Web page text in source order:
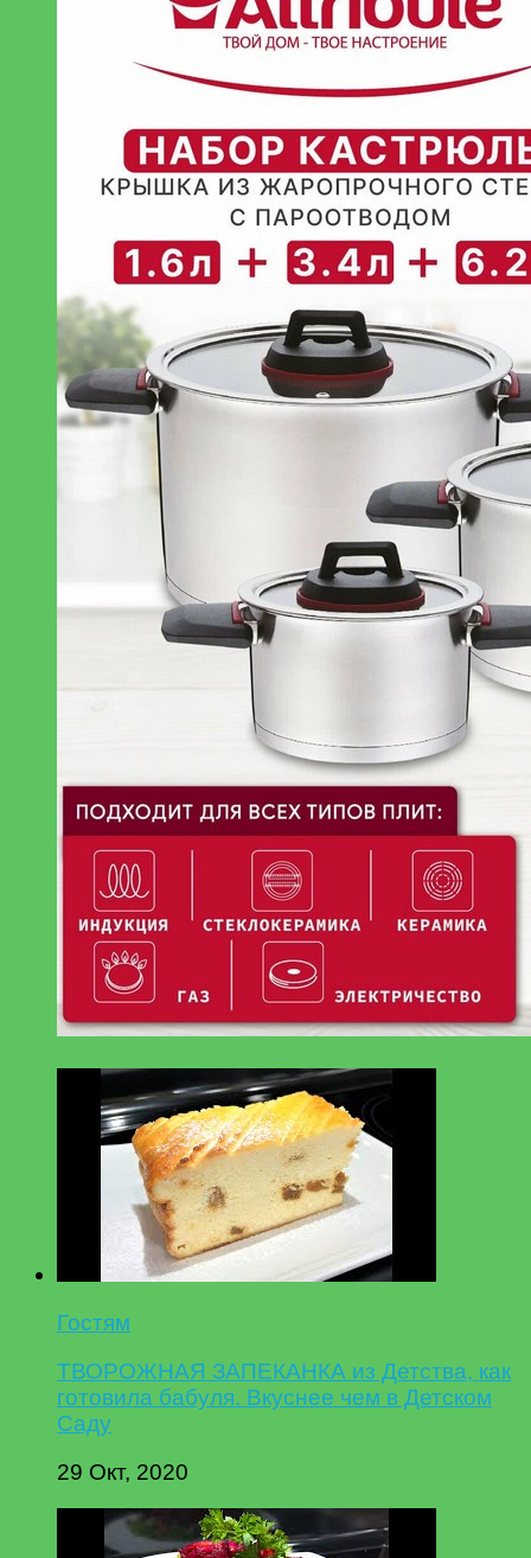
Гостям
ТВОРОЖНАЯ ЗАПЕКАНКА из Детства, как
готовила бабуля. Вкуснее чем в Детском
Саду
29 Окт, 2020